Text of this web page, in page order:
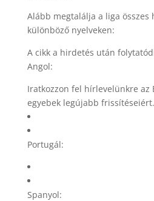
Alább megtalálja a liga összes
különböző nyelveken:
A cikk a hirdetés után
Angol:
Iratkozzon fel hírlevelünkre az
egyebek legújabb frissítéseiért.
Portugál:
Spanyol: